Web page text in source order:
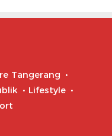
Tangerang
Lifestyle